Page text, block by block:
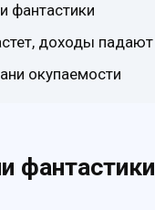
фантастики
доходы падают
окупаемости
фантастики